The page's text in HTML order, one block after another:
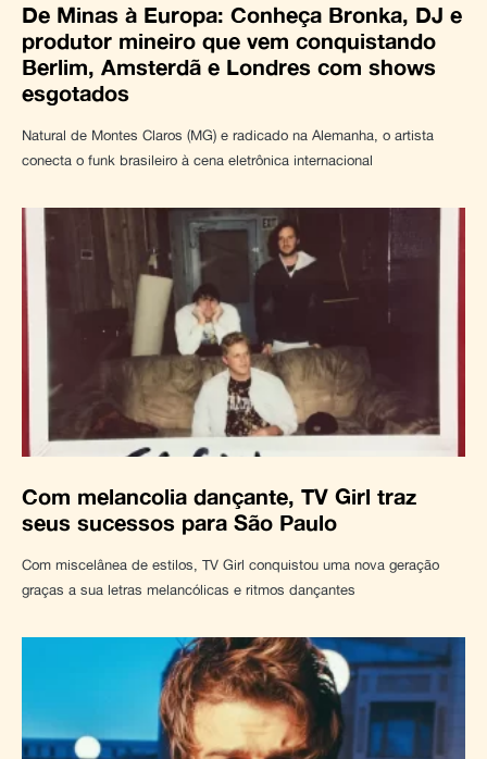
De Minas à Europa: Conheça Bronka, DJ e
produtor mineiro que vem conquistando
Berlim, Amsterdã e Londres com shows
esgotados
Natural de Montes Claros (MG) e radicado na Alemanha, o artista
conecta o funk brasileiro à cena eletrônica internacional
Com melancolia dançante, TV Girl traz
seus sucessos para São Paulo
Com miscelânea de estilos, TV Girl conquistou uma nova geração
graças a sua letras melancólicas e ritmos dançantes